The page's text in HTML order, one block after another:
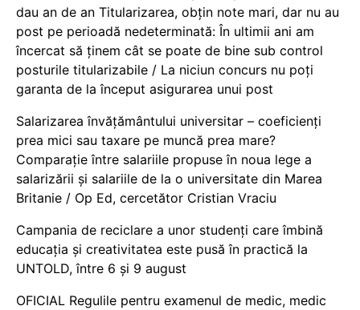
dau an de an Titularizarea, obțin note mari, dar nu au
post pe perioadă nedeterminată: În ultimii ani am
încercat să ținem cât se poate de bine sub control
posturile titularizabile / La niciun concurs nu poți
garanta de la început asigurarea unui post
Salarizarea învățământului universitar – coeficienți
prea mici sau taxare pe muncă prea mare?
Comparație între salariile propuse în noua lege a
salarizării și salariile de la o universitate din Marea
Britanie / Op Ed, cercetător Cristian Vraciu
Campania de reciclare a unor studenți care îmbină
educația și creativitatea este pusă în practică la
UNTOLD, între 6 și 9 august
OFICIAL Regulile pentru examenul de medic, medic